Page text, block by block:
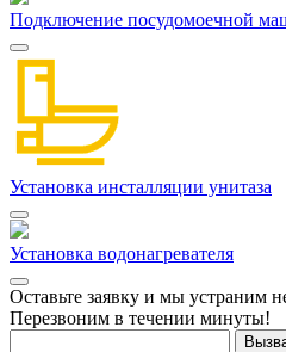
Подключение посудомоечной
Установка инсталляции унитаза
Установка водонагревателя
Оставьте заявку и мы устраним
Перезвоним в течении минуты!